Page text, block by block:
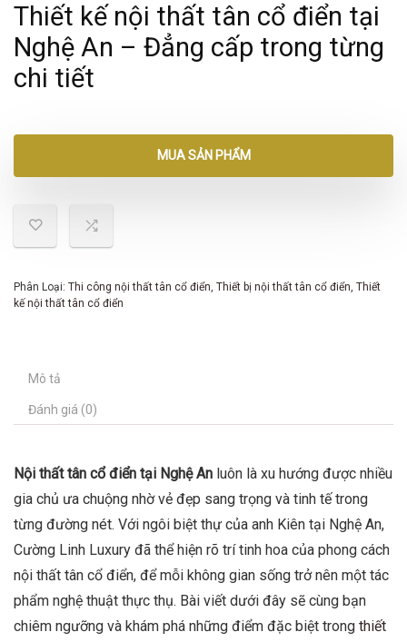
Thiết kế nội thất tân cổ điển tại
Nghệ An – Đẳng cấp trong từng
chi tiết
MUA SẢN PHẨM
Phân Loại: Thi công nội thất tân cổ điển, Thiết bị nội thất tân cổ điển, Thiết
kế nội thất tân cổ điển
Mô tả
Đánh giá (0)
Nội thất tân cổ điển tại Nghệ An luôn là xu hướng được nhiều
gia chủ ưa chuộng nhờ vẻ đẹp sang trọng và tinh tế trong
từng đường nét. Với ngôi biệt thự của anh Kiên tại Nghệ An,
Cường Linh Luxury đã thể hiện rõ trí tinh hoa của phong cách
nội thất tân cổ điển, để mỗi không gian sống trở nên một tác
phẩm nghệ thuật thực thụ. Bài viết dưới đây sẽ cùng bạn
chiêm ngưỡng và khám phá những điểm đặc biệt trong thiết